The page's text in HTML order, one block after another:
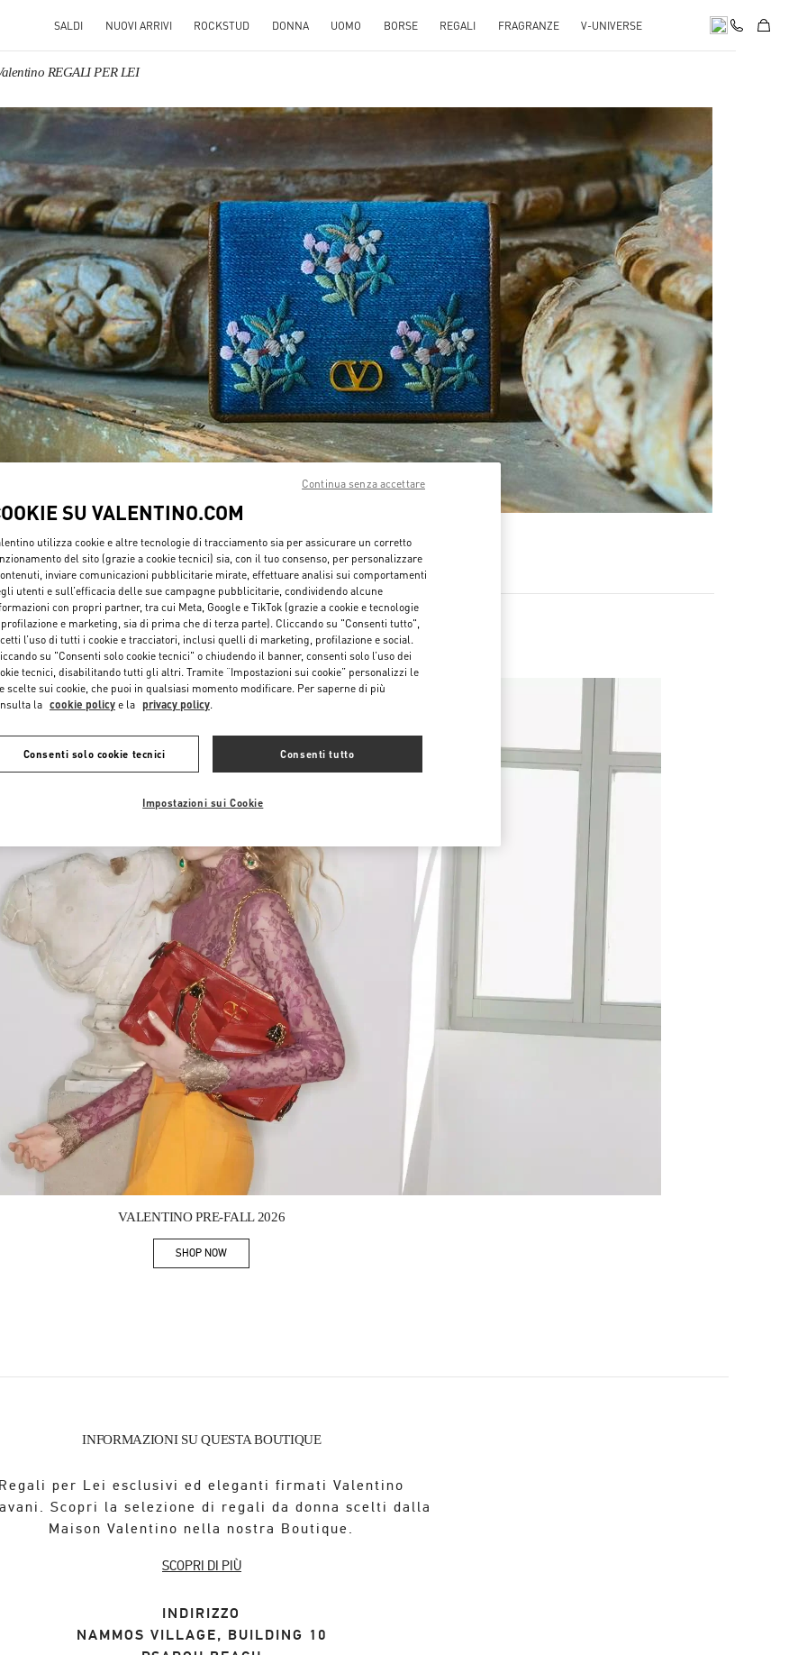
SALDI NUOVI ARRIVI ROCKSTUD DONNA UOMO BORSE REGALI FRAGRANZE V-UNIVERSE
REGALI PER LEI
IN NEW TAB
SCOPRI DI PIÙ
Link Opens in New Tab
New arrivals in Valentino Boutique - Mykonos
VALENTINO PRE-FALL 2026
SHOP NOWLink Opens in New Tab
INFORMAZIONI SU QUESTA BOUTIQUE
per Lei esclusivi ed eleganti firmati Valentino
Scopri la selezione di regali da donna scelti dalla
Maison Valentino nella nostra Boutique.
SCOPRI DI PIÙ
INDIRIZZO
NAMMOS VILLAGE, BUILDING 10
SU VALENTINO.COM
utilizza cookie e altre tecnologie di tracciamento sia per assicurare un corretto
del sito (grazie a cookie tecnici) sia, con il tuo consenso, per personalizzare
inviare comunicazioni pubblicitarie mirate, effettuare analisi sui comportamenti
utenti e sull’efficacia delle sue campagne pubblicitarie, condividendo alcune
con propri partner, tra cui Meta, Google e TikTok (grazie a cookie e tecnologie
e marketing, sia di prima che di terza parte). Cliccando su "Consenti tutto",
l’uso di tutti i cookie e tracciatori, inclusi quelli di marketing, profilazione e social.
su "Consenti solo cookie tecnici" o chiudendo il banner, consenti solo l’uso dei
tecnici, disabilitando tutti gli altri. Tramite “Impostazioni sui cookie” personalizzi le
scelte sui cookie, che puoi in qualsiasi momento modificare. Per saperne di più
la cookie policy e la privacy policy.
Consenti solo cookie tecnici Consenti tutto
Impostazioni sui Cookie
Continua senza accettare